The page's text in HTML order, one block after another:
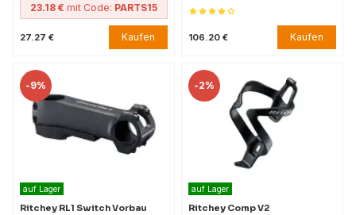
23.18 € mit Code: PARTS15
27.27 € Kaufen 106.20 € Kaufen
-9%
auf Lager
Ritchey RL1 Switch Vorbau
-2%
auf Lager
Ritchey Comp V2